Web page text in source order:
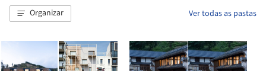
Organizar Ver todas as pastas